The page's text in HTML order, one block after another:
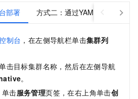
部署 方式二：通过YAML配置文件部
制台 ，在左侧导航栏单击集群列
击目标集群名称，然后在左侧导航
。
击服务管理页签，在右上角单击创